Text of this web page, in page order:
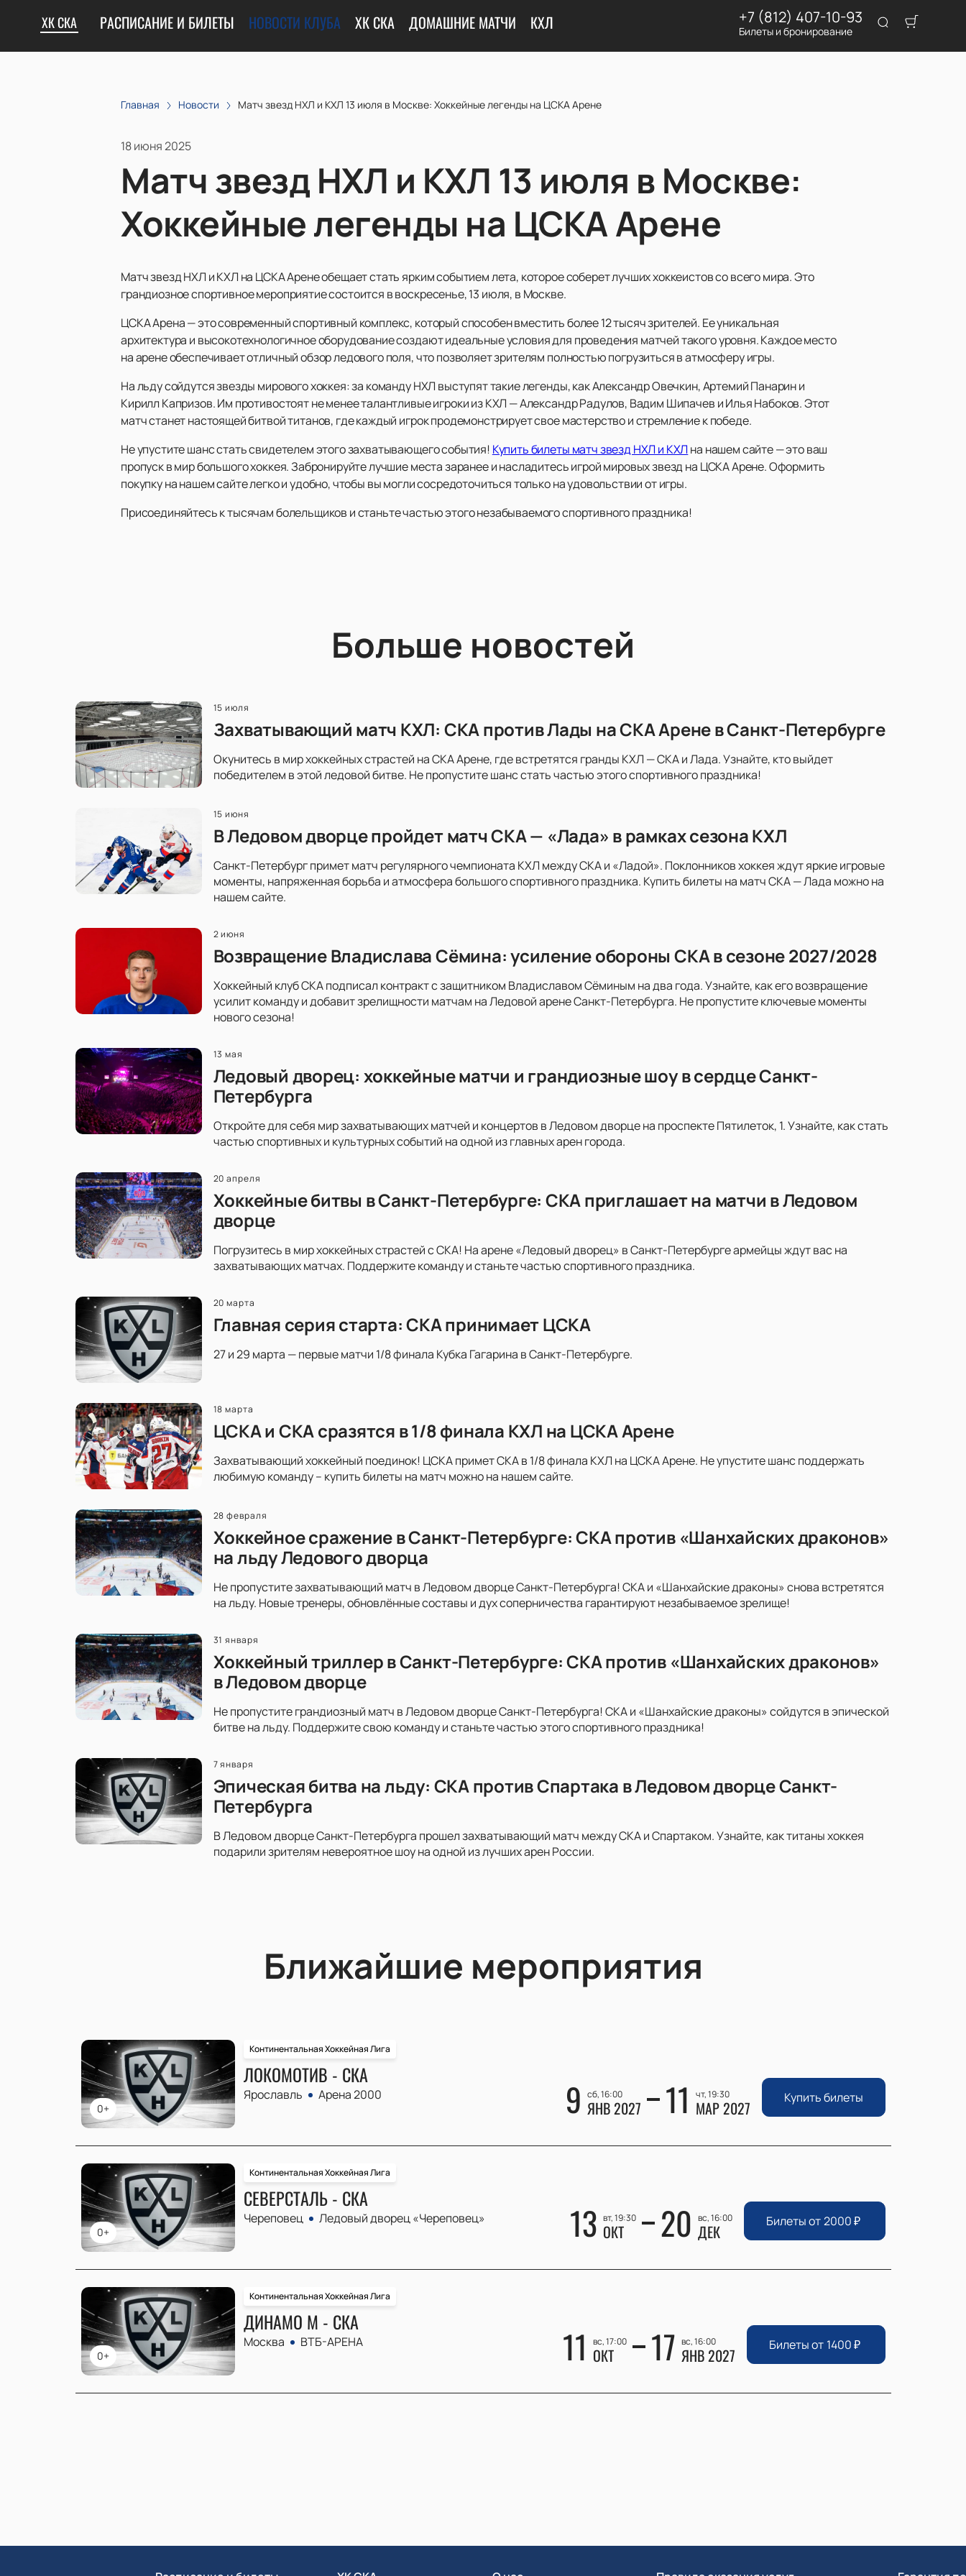
ХК СКА РАСПИСАНИЕ И БИЛЕТЫ НОВОСТИ КЛУБА ХК СКА ДОМАШНИЕ МАТЧИ КХЛ +7 (812) 407-10-93
Билеты и бронирование
Главная Новости Матч звезд НХЛ и КХЛ 13 июля в Москве: Хоккейные легенды на ЦСКА Арене
18 июня 2025
Матч звезд НХЛ и КХЛ 13 июля в Москве:
Хоккейные легенды на ЦСКА Арене
Матч звезд НХЛ и КХЛ на ЦСКА Арене обещает стать ярким событием лета, которое соберет лучших хоккеистов со всего мира. Это
грандиозное спортивное мероприятие состоится в воскресенье, 13 июля, в Москве.
ЦСКА Арена — это современный спортивный комплекс, который способен вместить более 12 тысяч зрителей. Ее уникальная
архитектура и высокотехнологичное оборудование создают идеальные условия для проведения матчей такого уровня. Каждое место
на арене обеспечивает отличный обзор ледового поля, что позволяет зрителям полностью погрузиться в атмосферу игры.
На льду сойдутся звезды мирового хоккея: за команду НХЛ выступят такие легенды, как Александр Овечкин, Артемий Панарин и
Кирилл Капризов. Им противостоят не менее талантливые игроки из КХЛ — Александр Радулов, Вадим Шипачев и Илья Набоков. Этот
матч станет настоящей битвой титанов, где каждый игрок продемонстрирует свое мастерство и стремление к победе.
Не упустите шанс стать свидетелем этого захватывающего события! Купить билеты матч звезд НХЛ и КХЛ на нашем сайте — это ваш
пропуск в мир большого хоккея. Забронируйте лучшие места заранее и насладитесь игрой мировых звезд на ЦСКА Арене. Оформить
покупку на нашем сайте легко и удобно, чтобы вы могли сосредоточиться только на удовольствии от игры.
Присоединяйтесь к тысячам болельщиков и станьте частью этого незабываемого спортивного праздника!
Больше новостей
15 июля
Захватывающий матч КХЛ: СКА против Лады на СКА Арене в Санкт-Петербурге
Окунитесь в мир хоккейных страстей на СКА Арене, где встретятся гранды КХЛ — СКА и Лада. Узнайте, кто выйдет
победителем в этой ледовой битве. Не пропустите шанс стать частью этого спортивного праздника!
15 июня
В Ледовом дворце пройдет матч СКА — «Лада» в рамках сезона КХЛ
Санкт-Петербург примет матч регулярного чемпионата КХЛ между СКА и «Ладой». Поклонников хоккея ждут яркие игровые
моменты, напряженная борьба и атмосфера большого спортивного праздника. Купить билеты на матч СКА — Лада можно на
нашем сайте.
2 июня
Возвращение Владислава Сёмина: усиление обороны СКА в сезоне 2027/2028
Хоккейный клуб СКА подписал контракт с защитником Владиславом Сёминым на два года. Узнайте, как его возвращение
усилит команду и добавит зрелищности матчам на Ледовой арене Санкт-Петербурга. Не пропустите ключевые моменты
нового сезона!
13 мая
Ледовый дворец: хоккейные матчи и грандиозные шоу в сердце Санкт-
Петербурга
Откройте для себя мир захватывающих матчей и концертов в Ледовом дворце на проспекте Пятилеток, 1. Узнайте, как стать
частью спортивных и культурных событий на одной из главных арен города.
20 апреля
Хоккейные битвы в Санкт-Петербурге: СКА приглашает на матчи в Ледовом
дворце
Погрузитесь в мир хоккейных страстей с СКА! На арене «Ледовый дворец» в Санкт-Петербурге армейцы ждут вас на
захватывающих матчах. Поддержите команду и станьте частью спортивного праздника.
20 марта
Главная серия старта: СКА принимает ЦСКА
27 и 29 марта — первые матчи 1/8 финала Кубка Гагарина в Санкт-Петербурге.
18 марта
ЦСКА и СКА сразятся в 1/8 финала КХЛ на ЦСКА Арене
Захватывающий хоккейный поединок! ЦСКА примет СКА в 1/8 финала КХЛ на ЦСКА Арене. Не упустите шанс поддержать
любимую команду – купить билеты на матч можно на нашем сайте.
28 февраля
Хоккейное сражение в Санкт-Петербурге: СКА против «Шанхайских драконов»
на льду Ледового дворца
Не пропустите захватывающий матч в Ледовом дворце Санкт-Петербурга! СКА и «Шанхайские драконы» снова встретятся
на льду. Новые тренеры, обновлённые составы и дух соперничества гарантируют незабываемое зрелище!
31 января
Хоккейный триллер в Санкт-Петербурге: СКА против «Шанхайских драконов»
в Ледовом дворце
Не пропустите грандиозный матч в Ледовом дворце Санкт-Петербурга! СКА и «Шанхайские драконы» сойдутся в эпической
битве на льду. Поддержите свою команду и станьте частью этого спортивного праздника!
7 января
Эпическая битва на льду: СКА против Спартака в Ледовом дворце Санкт-
Петербурга
В Ледовом дворце Санкт-Петербурга прошел захватывающий матч между СКА и Спартаком. Узнайте, как титаны хоккея
подарили зрителям невероятное шоу на одной из лучших арен России.
Ближайшие мероприятия
0+
Континентальная Хоккейная Лига
ЛОКОМОТИВ - СКА
Ярославль Арена 2000 9 сб, 16:00
ЯНВ 2027 11 чт, 19:30
МАР 2027 Купить билеты
0+
Континентальная Хоккейная Лига
СЕВЕРСТАЛЬ - СКА
Череповец Ледовый дворец «Череповец» 13 вт, 19:30
ОКТ 20 вс, 16:00
ДЕК Билеты от 2000₽
0+
Континентальная Хоккейная Лига
ДИНАМО М - СКА
Москва ВТБ-АРЕНА 11 вс, 17:00
ОКТ 17 вс, 16:00
ЯНВ 2027 Билеты от 1400₽